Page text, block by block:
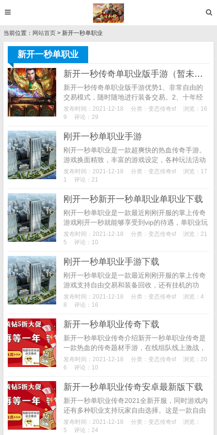
当前位置： 网站首页 > 新开一秒单职业
新开一秒单职业
新开一秒传奇单职业版手游（暂未上线）
新开一秒传奇单职业版手游优势1、非常自由的
交易模式，随时随地进行装备交易。2、十年经
典，完美重现，战法道三大职业再度登场;
3、杀人爆装、野外红名、跨服竞技多人经典任
发布时间：2021-12-18 分类： 变态传奇sf
浏览：16
9
评论：29
刚开一秒单职业手游
刚开一秒单职业是一款超爽快的热血传奇手游。
游戏换面精致，丰富的游戏设定，各种玩法活动
等你来参加，超高的游戏爆率玩家不用担心打怪
刮痧。喜欢传奇的玩家赶紧来试试吧。游戏介绍
发布时间：2021-12-18 分类： 变态传奇sf
浏览：17
1
评论：21
刚开一秒新开一秒单职业单职业下载
刚开一秒单职业是一款最近刚刚开服的掌上传奇
游戏刚开一秒就能够享受到vip的待遇，单职业玩
法打怪更加的刺激，游戏对散人玩家非常的友
好，刀刀秒各种强大的boss，喜欢的就来河东下
发布时间：2021-12-18 分类： 变态传奇sf
浏览：21
5
评论：10
刚开一秒单职业手游下载
刚开一秒单职业是一款最近刚刚开服的掌上传奇
游戏支持自由交易和装备回收，还有挂机的功
能，完善的角色属性成长系统让你对自己的状态
有所了解，超多福利每天送不停，喜欢的就来河
发布时间：2021-12-18 分类： 变态传奇sf
浏览：4
8
评论：16
新开一秒单职业传奇下载
新开一秒单职业传奇介绍新开一秒单职业传奇是
一款热血的传奇题材手游，在线组队线上激战，
辽阔的战斗地图等你来解锁，重新打造十分热血
劲爆的魔幻传说之战，潇洒竞技比拼争锋，放置
发布时间：2021-12-18 分类： 变态传奇sf
浏览：20
6
评论：10
新开一秒单职业传奇安卓最新版下载
新开一秒单职业传奇2021全新开服，同时游戏内
还有多种职业支持玩家自由选择。这是一款自由
度极高的热血传奇手游竞技大厅，这是一款自由
度极高的热血传奇手游竞技大厅。所有玩家都能
发布时间：2021-12-18 分类： 变态传奇sf
浏览：
5
评论：24